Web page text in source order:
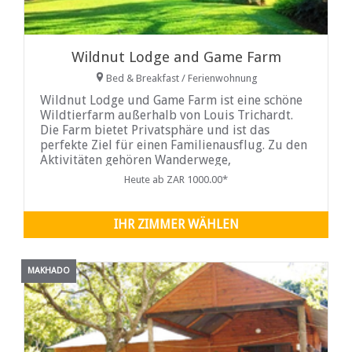
Wildnut Lodge and Game Farm
Bed & Breakfast / Ferienwohnung
Wildnut Lodge und Game Farm ist eine schöne
Wildtierfarm außerhalb von Louis Trichardt.
Die Farm bietet Privatsphäre und ist das
perfekte Ziel für einen Familienausflug. Zu den
Aktivitäten gehören Wanderwege,
Mountainbiking und Pirschfahrten ...
Heute ab ZAR 1000.00*
IHR ZIMMER WÄHLEN
MAKHADO